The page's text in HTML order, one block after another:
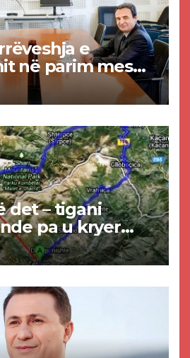
e
në parim mes
det – tigani
pa u kryer
komuna e
punimet për